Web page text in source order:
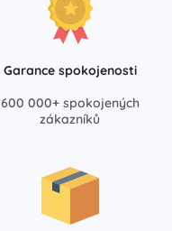
Garance spokojenosti
600 000+ spokojených
zákazníků